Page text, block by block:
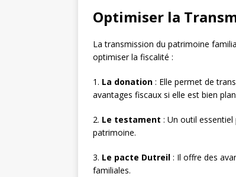
Optimiser la
La transmission du patrimoine
optimiser la fiscalité :
1. La donation : Elle permet de
avantages fiscaux si elle est bien
2. Le testament : Un outil
patrimoine.
3. Le pacte Dutreil : Il offre des
familiales.